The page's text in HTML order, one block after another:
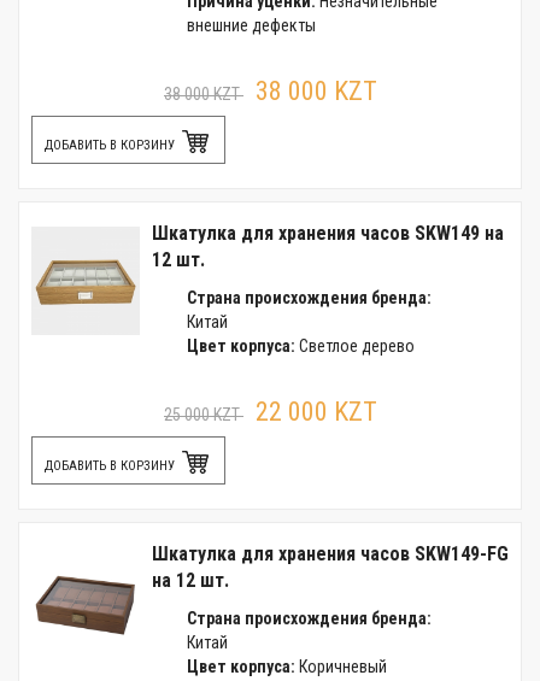
внешние дефекты
38 000 KZT 38 000 KZT
ДОБАВИТЬ В КОРЗИНУ
Шкатулка для хранения часов SKW149 на
12 шт.
Страна происхождения бренда:
Китай
Цвет корпуса: Светлое дерево
25 000 KZT 22 000 KZT
ДОБАВИТЬ В КОРЗИНУ
Шкатулка для хранения часов SKW149-FG
на 12 шт.
Страна происхождения бренда:
Китай
Цвет корпуса: Коричневый